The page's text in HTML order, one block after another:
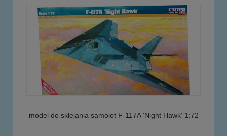
model do sklejania samolot F-117A 'Night Hawk' 1:72